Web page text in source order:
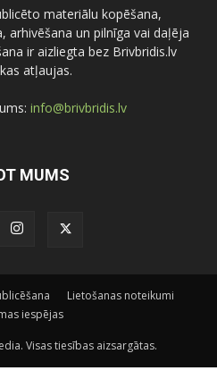
materiālu kopēšana,
arhivēšana un pilnīga vai daļēja
ir aizliegta bez Brivbridis.lv
atļaujas.
info@brivbridis.lv
MUMS
Lietošanas noteikumi
iespējas
Visas tiesības aizsargātas.